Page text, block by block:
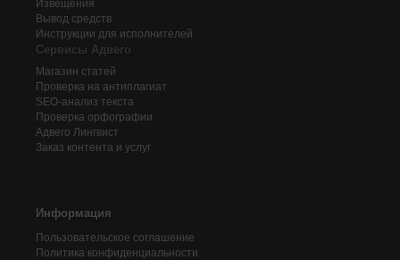
Извещения
Вывод средств
Инструкции для исполнителей
Сервисы Адвего
Магазин статей
Проверка на антиплагиат
SEO-анализ текста
Проверка орфографии
Адвего Лингвист
Заказ контента и услуг
Информация
Пользовательское соглашение
Политика конфиденциальности